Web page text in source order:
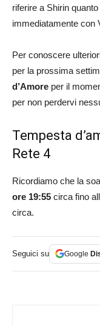
riferire a Shirin
immediatamente con
Per conoscere
per la prossima
d’Amore per il
per non perdervi
Tempesta
Rete 4
Ricordiamo che la
ore 19:55 circa fino
circa.
Seguici su Google